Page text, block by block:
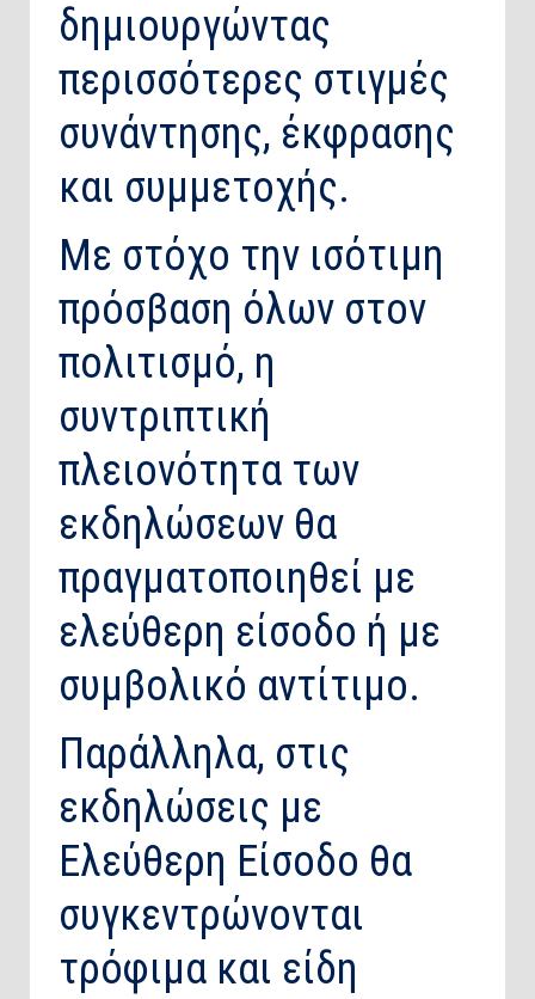
δημιουργώντας
περισσότερες στιγμές
συνάντησης, έκφρασης
και συμμετοχής.
Με στόχο την ισότιμη
πρόσβαση όλων στον
πολιτισμό, η
συντριπτική
πλειονότητα των
εκδηλώσεων θα
πραγματοποιηθεί με
ελεύθερη είσοδο ή με
συμβολικό αντίτιμο.
Παράλληλα, στις
εκδηλώσεις με
Ελεύθερη Είσοδο θα
συγκεντρώνονται
τρόφιμα και είδη